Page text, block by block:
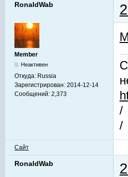
RonaldWab
Member
Неактивен
Откуда: Russia
Зарегистрирован: 2014-12-14
Сообщений: 2,373
/
/
Сайт
RonaldWab